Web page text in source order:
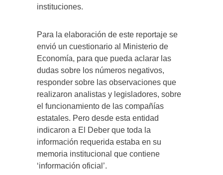
instituciones.
Para la elaboración de este reportaje se
envió un cuestionario al Ministerio de
Economía, para que pueda aclarar las
dudas sobre los números negativos,
responder sobre las observaciones que
realizaron analistas y legisladores, sobre
el funcionamiento de las compañías
estatales. Pero desde esta entidad
indicaron a El Deber que toda la
información requerida estaba en su
memoria institucional que contiene
‘información oficial’.